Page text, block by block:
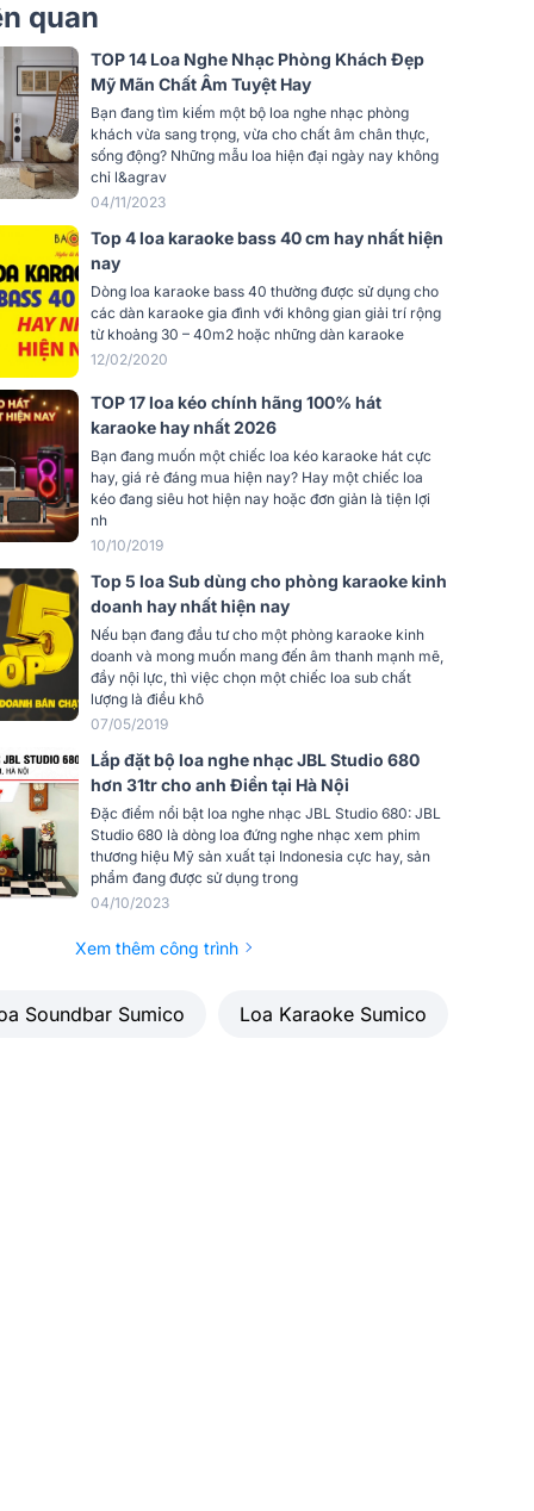
350W
450W
40m2 - 50m2
93dB
20Hz - 20kHz
6 ohms
3 đường tiếng
Karaoke, Nghe nhạc, Quán cafe, Nhà
hàng, phòng khách
Tiêu chuẩn
44 x 115 x 45cm
40kg/loa
Công ty TNHH Quốc Tế Anh Duy
quan
TOP 14 Loa Nghe Nhạc Phòng Khách Đẹp
Mỹ Mãn Chất Âm Tuyệt Hay
Bạn đang tìm kiếm một bộ loa nghe nhạc phòng
khách vừa sang trọng, vừa cho chất âm chân thực,
sống động? Những mẫu loa hiện đại ngày nay không
chỉ l&agrav
04/11/2023
Top 4 loa karaoke bass 40 cm hay nhất hiện
nay
Dòng loa karaoke bass 40 thường được sử dụng cho
các dàn karaoke gia đình với không gian giải trí rộng
từ khoảng 30 – 40m2 hoặc những dàn karaoke
12/02/2020
TOP 17 loa kéo chính hãng 100% hát
karaoke hay nhất 2026
Bạn đang muốn một chiếc loa kéo karaoke hát cực
hay, giá rẻ đáng mua hiện nay? Hay một chiếc loa
kéo đang siêu hot hiện nay hoặc đơn giản là tiện lợi
nh
10/10/2019
Top 5 loa Sub dùng cho phòng karaoke kinh
doanh hay nhất hiện nay
Nếu bạn đang đầu tư cho một phòng karaoke kinh
doanh và mong muốn mang đến âm thanh mạnh mẽ,
đầy nội lực, thì việc chọn một chiếc loa sub chất
lượng là điều khô
07/05/2019
Lắp đặt bộ loa nghe nhạc JBL Studio 680
hơn 31tr cho anh Điền tại Hà Nội
Đặc điểm nổi bật loa nghe nhạc JBL Studio 680: JBL
Studio 680 là dòng loa đứng nghe nhạc xem phim
thương hiệu Mỹ sản xuất tại Indonesia cực hay, sản
phẩm đang được sử dụng trong
04/10/2023
Xem thêm công trình
Soundbar Sumico Loa Karaoke Sumico